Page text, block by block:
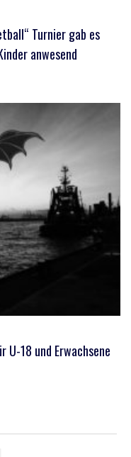
Turnier gab es
anwesend
U-18 und Erwachsene